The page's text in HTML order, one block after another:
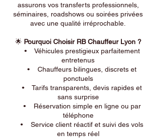
assurons vos transferts professionnels,
séminaires, roadshows ou soirées privées
avec une qualité irréprochable.
🌟 Pourquoi Choisir RB Chauffeur Lyon ?
• Véhicules prestigieux parfaitement
entretenus
• Chauffeurs bilingues, discrets et
ponctuels
• Tarifs transparents, devis rapides et
sans surprise
• Réservation simple en ligne ou par
téléphone
• Service client réactif et suivi des vols
en temps réel